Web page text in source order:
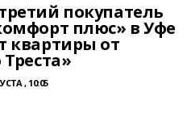
покупатель
плюс» в Уфе
квартиры от
, 10:05